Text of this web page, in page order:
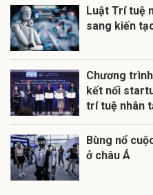
Luật Trí tuệ
sang kiến
Chương
kết nối
trí tuệ nhân
Bùng nổ
ở châu Á